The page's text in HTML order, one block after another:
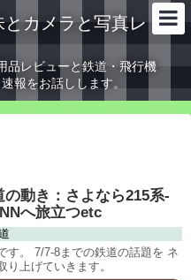
カメラと写真レ
品レビューと鉄道・飛行機
報をお話しします。
の動き：さよなら215系-
へ旅立つetc
す。 7/7-8までの鉄道の話題を ネ
り上げていきます。